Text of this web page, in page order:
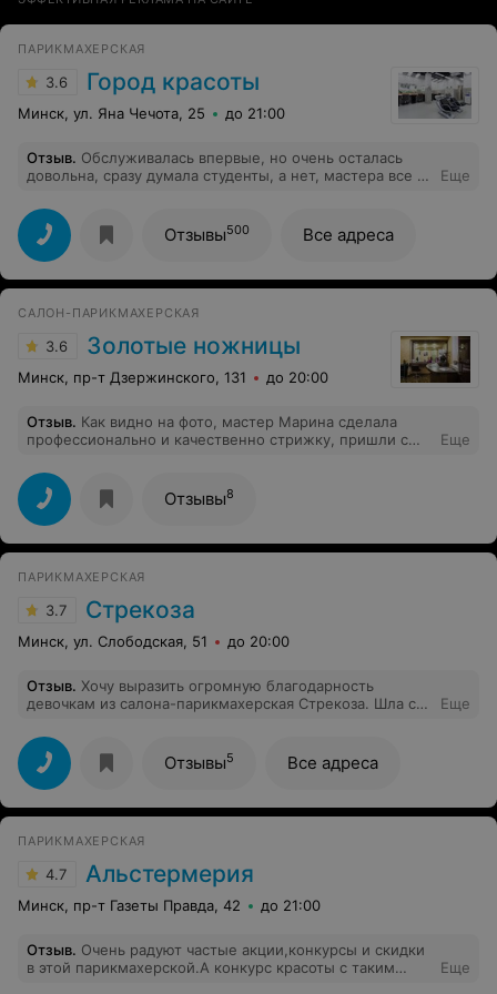
ПАРИКМАХЕРСКАЯ
3.6 Город красоты
Минск, ул. Яна Чечота, 25 до 21:00
Отзыв. Обслуживалась впервые, но очень осталась
довольна, сразу думала студенты, а нет, мастера все с
девушки на ресепшене приветливые. Приду к вам
ещё,и расскажу своим знакомым и друзьям.
Еще
Отзывы500 Все адреса
САЛОН-ПАРИКМАХЕРСКАЯ
3.6 Золотые ножницы
Минск, пр-т Дзержинского, 131 до 20:00
Отзыв. Как видно на фото, мастер Марина сделала
профессионально и качественно стрижку, пришли с
барбершопа. Ещё раз спасибо за тёплый приём и
качественную работу салону «Золотые ножницы» пр-т.
Дзержинского,131.
Еще
Отзывы8
ПАРИКМАХЕРСКАЯ
3.7 Стрекоза
Минск, ул. Слободская, 51 до 20:00
Отзыв. Хочу выразить огромную благодарность
девочкам из салона-парикмахерская Стрекоза. Шла с
Но оказалось напрасно беспокоилась. Комфортно и
уютно, да еще и недалеко от дома. Делала сложное
окрашивание и, по совету мастеров, попала
одновременно к косметологу на рф-лифтинг лица
(давно хотела попробовать). Очень довольна
еще приятный момент, что за приемлемые деньги (не
за 500 рублей, как в других салонах). Косметолог
Анастасия все рассказала, дала рекомендации по
процедурам для меня. РФ-лифтинг оказался очень
приятной безболезненной процедурой - надеюсь и
Самые лучшие рекомендации.
Еще
Отзывы5 Все адреса
ПАРИКМАХЕРСКАЯ
4.7 Альстермерия
Минск, пр-т Газеты Правда, 42 до 21:00
Отзыв. Очень радуют частые акции,конкурсы и скидки
в этой парикмахерской.А конкурс красоты с таким
Еще